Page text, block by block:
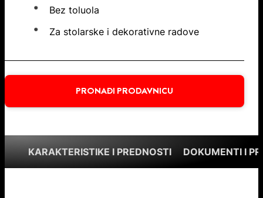
Bez toluola
Za stolarske i dekorativne radove
PRONAĐI PRODAVNICU
KARAKTERISTIKE I PREDNOSTI DOKUMENTI I